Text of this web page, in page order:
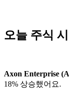
오늘 주식
Axon Enterprise
18% 상승했어요.